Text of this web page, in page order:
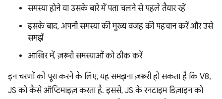
समस्या होने या उसके बारे में पता चलने से पहले तैयार रहें
इसके बाद, अपनी समस्या की मुख्य वजह की पहचान करें और उसे
समझें
आखिर में, ज़रूरी समस्याओं को ठीक करें
इन चरणों को पूरा करने के लिए, यह समझना ज़रूरी हो सकता है कि V8,
JS को कैसे ऑप्टिमाइज़ करता है. इससे, JS के रनटाइम डिज़ाइन को